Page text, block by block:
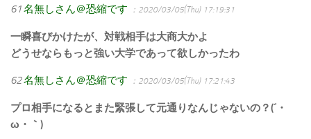
61名無しさん＠恐縮です ：2020/03/05(Thu) 17:19:31
一瞬喜びかけたが、対戦相手は大商大かよ
どうせならもっと強い大学であって欲しかったわ
62名無しさん＠恐縮です ：2020/03/05(Thu) 17:21:43
プロ相手になるとまた緊張して元通りなんじゃないの？(´・
ω・｀)